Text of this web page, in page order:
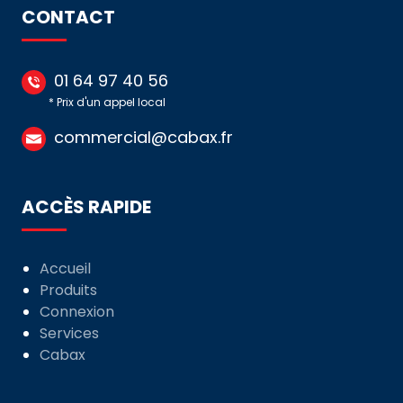
CONTACT
01 64 97 40 56
* Prix d'un appel local
commercial@cabax.fr
ACCÈS RAPIDE
Accueil
Produits
Connexion
Services
Cabax